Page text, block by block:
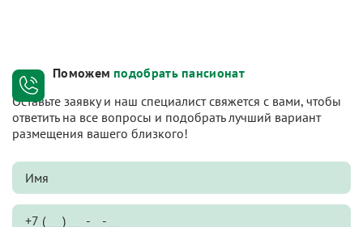
Поможем подобрать пансионат
Оставьте заявку и наш специалист свяжется с вами, чтобы
ответить на все вопросы и подобрать лучший вариант
размещения вашего близкого!